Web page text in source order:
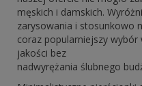
męskich i damskich.
zarysowania i stosunkowo
coraz popularniejszy
jakości bez
nadwyrężania ślubnego